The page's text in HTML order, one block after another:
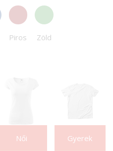
Piros Zöld
Női Gyerek